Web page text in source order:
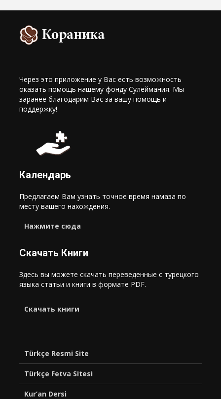
Через это приложение у Вас есть возможность
оказать помощь нашему фонду Сулеймания. Мы
заранее благодарим Вас за вашу помощь и
поддержку!
Календарь
Предлагаем Вам узнать точное время намаза по
месту вашего нахождения.
Нажмите сюда
Скачать Книги
Здесь вы можете скачать переведенные с турецкого
языка статьи и книги в формате PDF.
Cкачать книги
Türkçe Resmi Site
Türkçe Fetva Sitesi
Kur’an Dersi